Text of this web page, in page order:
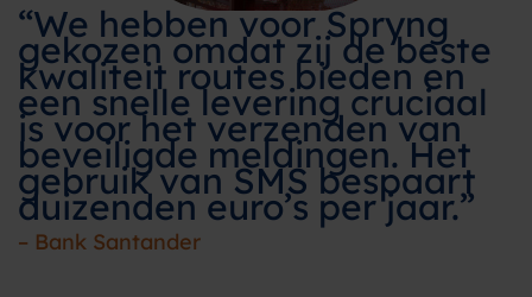
“We hebben voor Spryng
gekozen omdat zij de beste
kwaliteit routes bieden en
een snelle levering cruciaal
is voor het verzenden van
beveiligde meldingen. Het
gebruik van SMS bespaart
duizenden euro’s per jaar.”
– Bank Santander